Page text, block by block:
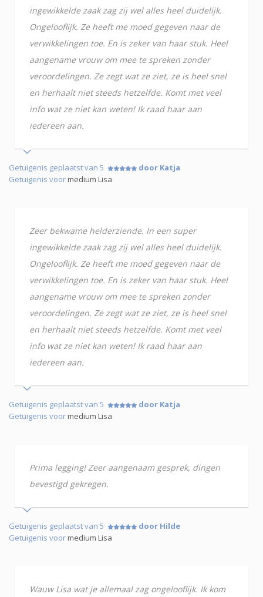
ingewikkelde zaak zag zij wel alles heel duidelijk.
Ongelooflijk. Ze heeft me moed gegeven naar de
verwikkelingen toe. En is zeker van haar stuk. Heel
aangename vrouw om mee te spreken zonder
veroordelingen. Ze zegt wat ze ziet, ze is heel snel
en herhaalt niet steeds hetzelfde. Komt met veel
info wat ze niet kan weten! Ik raad haar aan
iedereen aan.
Getuigenis geplaatst van 5
door Katja
Getuigenis voormedium Lisa
Zeer bekwame helderziende. In een super
ingewikkelde zaak zag zij wel alles heel duidelijk.
Ongelooflijk. Ze heeft me moed gegeven naar de
verwikkelingen toe. En is zeker van haar stuk. Heel
aangename vrouw om mee te spreken zonder
veroordelingen. Ze zegt wat ze ziet, ze is heel snel
en herhaalt niet steeds hetzelfde. Komt met veel
info wat ze niet kan weten! Ik raad haar aan
iedereen aan.
Getuigenis geplaatst van 5
door Katja
Getuigenis voormedium Lisa
Prima legging! Zeer aangenaam gesprek, dingen
bevestigd gekregen.
Getuigenis geplaatst van 5
door Hilde
Getuigenis voormedium Lisa
Wauw Lisa wat je allemaal zag ongelooflijk. Ik kom